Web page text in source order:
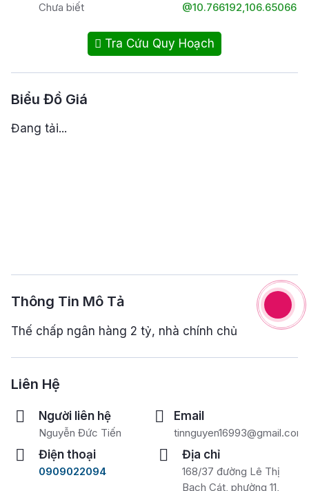
Chưa biết @10.766192,106.65066
Tra Cứu Quy Hoạch
Biểu Đồ Giá
Đang tải...
Thông Tin Mô Tả
Thế chấp ngân hàng 2 tỷ, nhà chính chủ
Liên Hệ
Người liên hệ
Nguyễn Đức Tiến
Email
tinnguyen16993@gmail.com
Điện thoại
0909022094
Địa chỉ
168/37 đường Lê Thị
Bạch Cát, phường 11,